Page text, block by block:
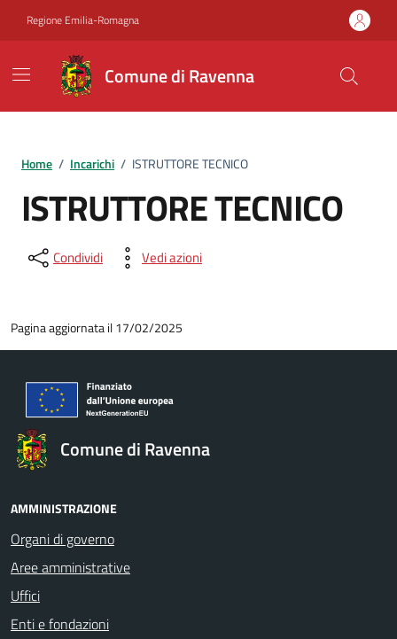
Regione Emilia-Romagna
Comune di Ravenna
Home / Incarichi / ISTRUTTORE TECNICO
ISTRUTTORE TECNICO
Condividi Vedi azioni
Pagina aggiornata il 17/02/2025
Comune di Ravenna
AMMINISTRAZIONE
Organi di governo
Aree amministrative
Uffici
Enti e fondazioni